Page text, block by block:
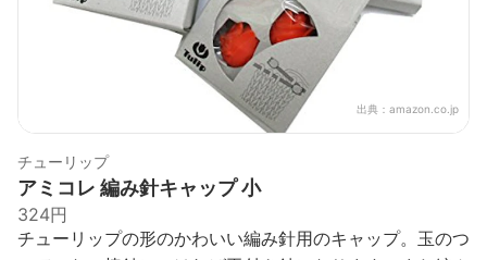
出典： amazon.co.jp
チューリップ
アミコレ 編み針キャップ 小
324円
チューリップの形のかわいい編み針用のキャップ。玉のつ